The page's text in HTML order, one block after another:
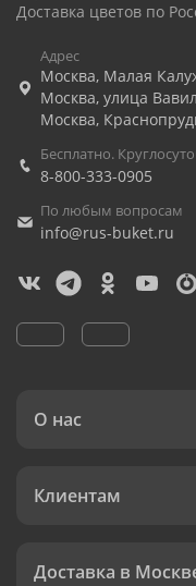
Доставка цветов по
Адрес
Москва, Малая
Москва, улица
Москва,
Бесплатно.
8-800-333-0905
По любым вопросам
info@rus-buket.ru
О нас
Клиентам
Доставка в